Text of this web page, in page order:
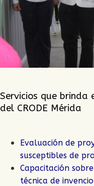
Servicios que brinda
del CRODE Mérida
Evaluación de
susceptibles de
Capacitación
técnica de